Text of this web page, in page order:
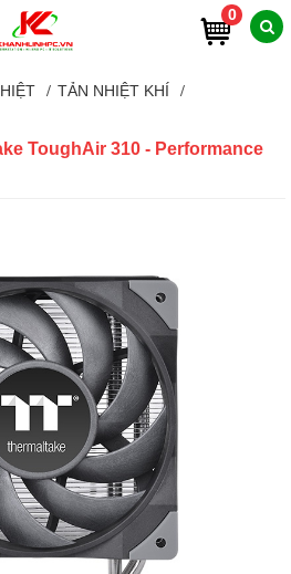
0
TẢN NHIỆT KHÍ
ToughAir 310 - Performance